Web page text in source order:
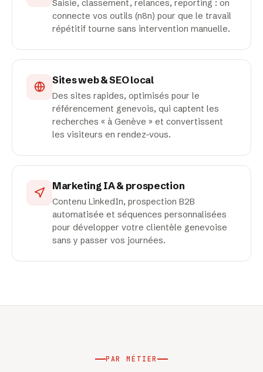
Saisie, classement, relances, reporting : on
connecte vos outils (n8n) pour que le travail
répétitif tourne sans intervention manuelle.
Sites web & SEO local
Des sites rapides, optimisés pour le
référencement genevois, qui captent les
recherches « à Genève » et convertissent
les visiteurs en rendez-vous.
Marketing IA & prospection
Contenu LinkedIn, prospection B2B
automatisée et séquences personnalisées
pour développer votre clientèle genevoise
sans y passer vos journées.
PAR MÉTIER